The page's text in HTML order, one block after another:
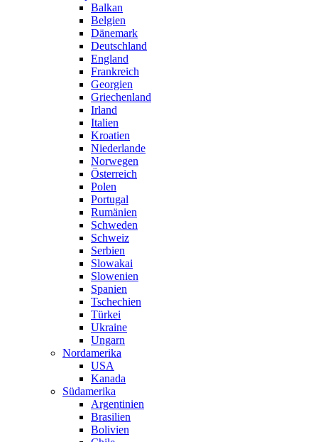
Balkan
Belgien
Dänemark
Deutschland
England
Frankreich
Georgien
Griechenland
Irland
Italien
Kroatien
Niederlande
Norwegen
Österreich
Polen
Portugal
Rumänien
Schweden
Schweiz
Serbien
Slowakai
Slowenien
Spanien
Tschechien
Türkei
Ukraine
Ungarn
Nordamerika
USA
Kanada
Südamerika
Argentinien
Brasilien
Bolivien